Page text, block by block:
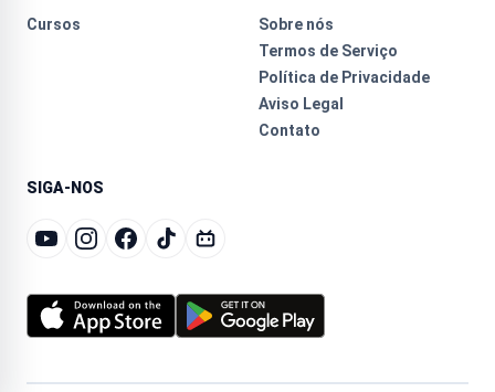
Cursos
Sobre nós
Termos de Serviço
Política de Privacidade
Aviso Legal
Contato
SIGA-NOS